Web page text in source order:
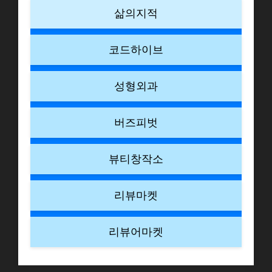
삶의지적
코드하이브
성형외과
버즈피벗
뷰티창작소
리뷰마켓
리뷰어마켓